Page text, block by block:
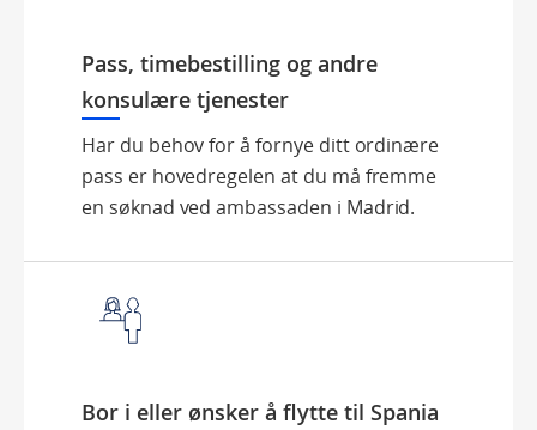
Pass, timebestilling og andre
konsulære tjenester
Har du behov for å fornye ditt ordinære
pass er hovedregelen at du må fremme
en søknad ved ambassaden i Madrid.
Bor i eller ønsker å flytte til Spania